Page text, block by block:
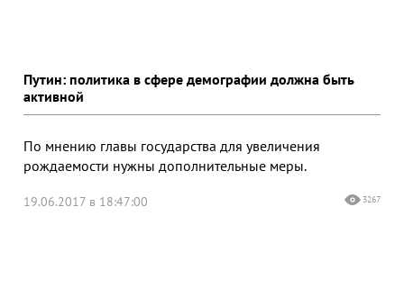
Путин: политика в сфере демографии должна быть
активной
По мнению главы государства для увеличения
рождаемости нужны дополнительные меры.
19.06.2017 в 18:47:00 3267